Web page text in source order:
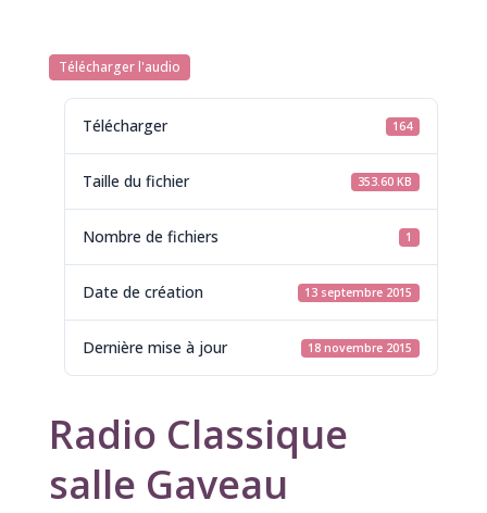
Télécharger l'audio
Télécharger 164
Taille du fichier 353.60 KB
Nombre de fichiers 1
Date de création 13 septembre 2015
Dernière mise à jour 18 novembre 2015
Radio Classique
salle Gaveau